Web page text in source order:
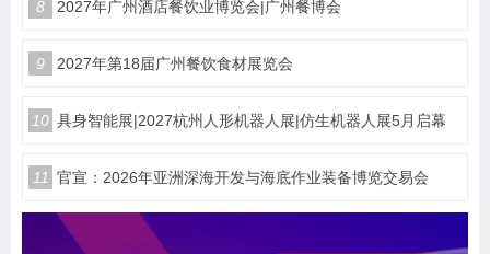
8 2027年广州酒店餐饮业博览会|广州餐博会
9 2027年第18届广州餐饮食材展览会
10 具身智能展|2027杭州人形机器人展|仿生机器人展5月启幕
11 官宣：2026年亚洲深海开发与海底作业装备博览交易会